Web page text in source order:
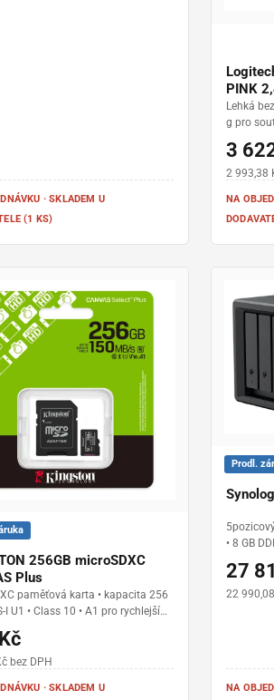
· SKLADEM U
(1 KS)
PINK
Lehká
g pro
až 44
8000 Hz
USB-C a
3
2 993,38
NA
256GB microSDXC
Plus
paměťová karta • kapacita 256
I U1 • Class 10 • A1 pro rychlejší
• rychlost čtení až 150 MB/s •
smartphony, tablety, akční
bez DPH
· SKLADEM U
Prodl.
• 8 GB
disků •
firmy a
27
22
NA